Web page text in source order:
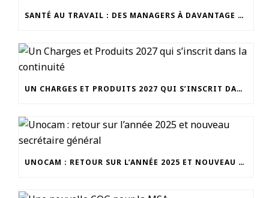
SANTÉ AU TRAVAIL : DES MANAGERS À DAVANTAGE OUTILLER
UN CHARGES ET PRODUITS 2027 QUI S’INSCRIT DANS LA CONTINUITÉ
UNOCAM : RETOUR SUR L’ANNÉE 2025 ET NOUVEAU SECRÉTAIRE GÉNÉRAL